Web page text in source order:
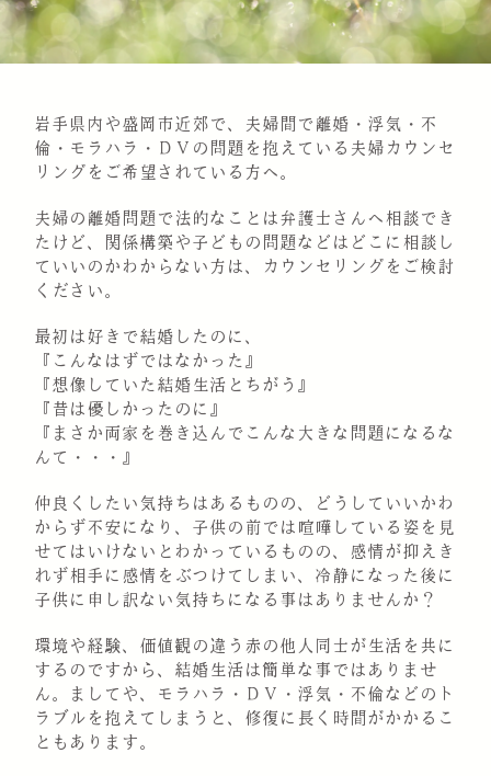
岩手県内や盛岡市近郊で、夫婦間で離婚・浮気・不
倫・モラハラ・ＤＶの問題を抱えている夫婦カウンセ
リングをご希望されている方へ。
夫婦の離婚問題で法的なことは弁護士さんへ相談でき
たけど、関係構築や子どもの問題などはどこに相談し
ていいのかわからない方は、カウンセリングをご検討
ください。
最初は好きで結婚したのに、
『こんなはずではなかった』
『想像していた結婚生活とちがう』
『昔は優しかったのに』
『まさか両家を巻き込んでこんな大きな問題になるな
んて・・・』
仲良くしたい気持ちはあるものの、どうしていいかわ
からず不安になり、子供の前では喧嘩している姿を見
せてはいけないとわかっているものの、感情が抑えき
れず相手に感情をぶつけてしまい、冷静になった後に
子供に申し訳ない気持ちになる事はありませんか？
環境や経験、価値観の違う赤の他人同士が生活を共に
するのですから、結婚生活は簡単な事ではありませ
ん。ましてや、モラハラ・ＤＶ・浮気・不倫などのト
ラブルを抱えてしまうと、修復に長く時間がかかるこ
ともあります。